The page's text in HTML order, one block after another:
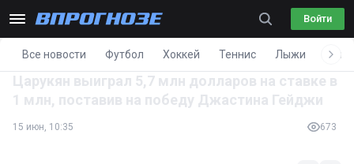
Войти
Все новости Футбол Хоккей Теннис Лыжи
Царукян выиграл 5,7 млн долларов на ставке в
1 млн, поставив на победу Джастина Гейджи
15 июн, 10:35 673